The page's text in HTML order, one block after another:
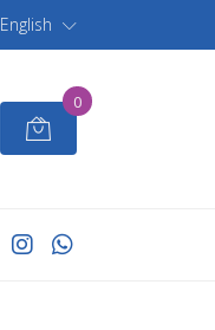
English
0